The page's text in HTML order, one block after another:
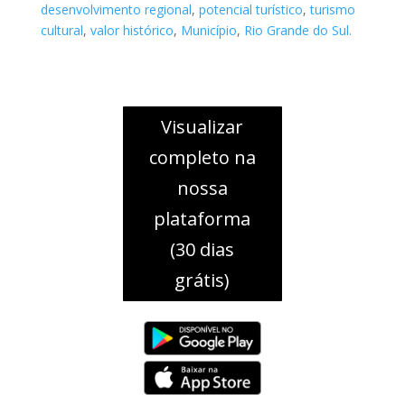
desenvolvimento regional, potencial turístico,turismo
cultural, valor histórico, Município, Rio Grande do Sul.
Visualizar
completo na
nossa
plataforma
(30 dias
grátis)